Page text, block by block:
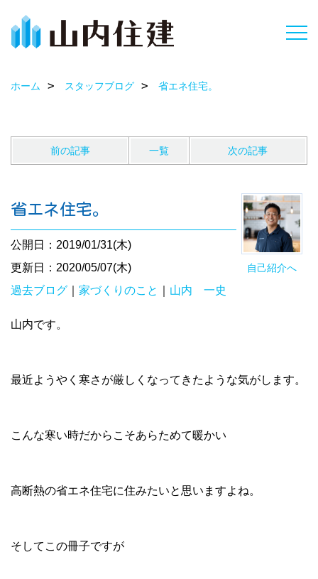
ホーム スタッフブログ 省エネ住宅。
前の記事 一覧 次の記事
自己紹介へ
省エネ住宅。
公開日：2019/01/31(木)
更新日：2020/05/07(木)
過去ブログ
家づくりのこと 山内 一史
山内です。
最近ようやく寒さが厳しくなってきたような気がします。
こんな寒い時だからこそあらためて暖かい
高断熱の省エネ住宅に住みたいと思いますよね。
そしてこの冊子ですが